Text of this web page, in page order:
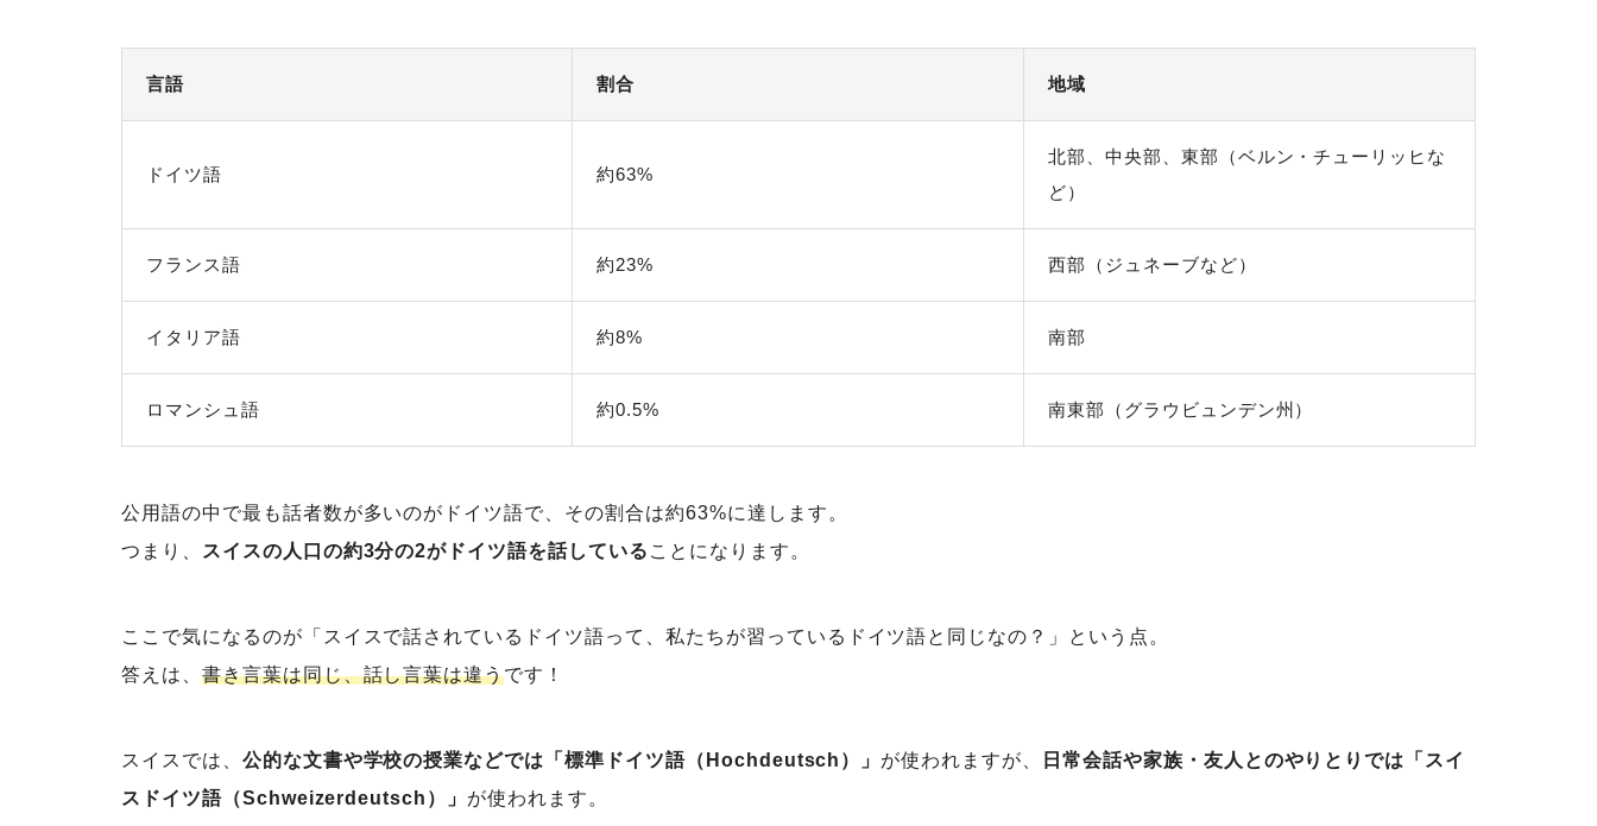
言語 割合 地域
ドイツ語 約63%
北部、中央部、東部（ベルン・チューリッヒな
ど）
フランス語 約23% 西部（ジュネーブなど）
イタリア語 約8% 南部
ロマンシュ語 約0.5% 南東部（グラウビュンデン州）
公用語の中で最も話者数が多いのがドイツ語で、その割合は約63%に達します。
つまり、
スイスの人口の約3分の2がドイツ語を話している ことになります。
ここで気になるのが「スイスで話されているドイツ語って、私たちが習っているドイツ語と同じなの？」という点。
答えは、 書き言葉は同じ、話し言葉は違うです！
スイスでは、 公的な文書や学校の授業などでは「標準ドイツ語（Hochdeutsch）」 が使われますが、
日常会話や家族・友人とのやりとりでは「スイ
スドイツ語（Schweizerdeutsch）」 が使われます。